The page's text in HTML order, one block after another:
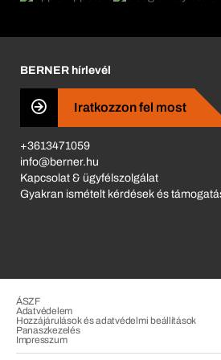
Business Conduct
BERNER hírlevél
Iratkozzon fel most
+3613471059
info@berner.hu
Kapcsolat & ügyfélszolgálat
Gyakran ismételt kérdések és
ÁSZF
Adatvédelem
Hozzájárulások és adatvédelmi beállítások
Panaszkezelés
Impresszum